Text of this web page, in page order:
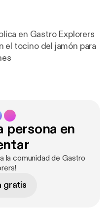
en Gastro Explorers
el tocino del jamón para
persona en
la comunidad de Gastro
gratis